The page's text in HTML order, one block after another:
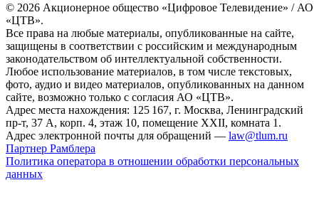
© 2026 Акционерное общество «Цифровое Телевидение» / АО
«ЦТВ».
Все права на любые материалы, опубликованные на сайте,
защищены в соответствии с российским и международным
законодательством об интеллектуальной собственности.
Любое использование материалов, в том числе текстовых,
фото, аудио и видео материалов, опубликованных на данном
сайте, возможно только с согласия АО «ЦТВ».
Адрес места нахождения: 125 167, г. Москва, Ленинградский
пр-т, 37 А, корп. 4, этаж 10, помещение XXII, комната 1.
Адрес электронной почты для обращений — law@tlum.ru
Партнер Рамблера
Политика оператора в отношении обработки персональных
данных